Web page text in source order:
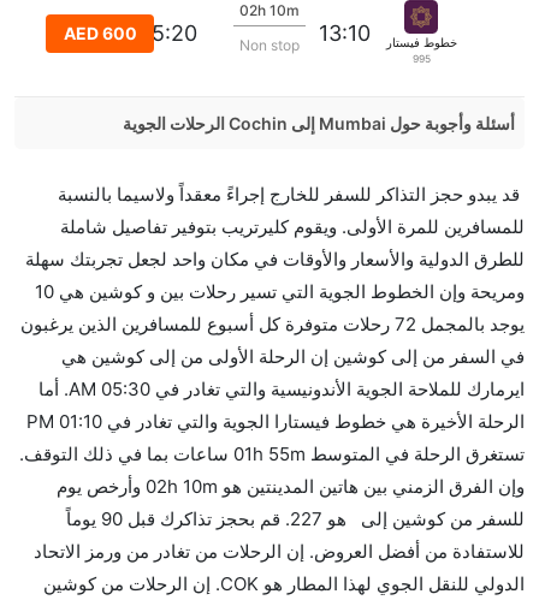
خطوط فيستارا الجوية
995
13:10
02h 10m
Non stop
15:20
AED 600
أسئلة وأجوبة حول Mumbai إلى Cochin الرحلات الجوية
من إلىكوشين مما تستغرقه الخطوط الجوية الأخرى؟
نعم. توفر كل من IndiGo أسرع رحلات الطيران على هذا
الطريق،
هل توفر شركات الطيران مساحة إضافية للنوم؟
كثير من خطوط طيران درجة رجال الأعمال توفر مساحة
إضافية للنوم.
هل يمكنني حمل طعامي الخاص؟
نعم، يمكنك حمل طعامك الخاص، و لكن يجب أن يكون معبئا
بشكل جيد.
هل سيقدم لي الكحول على متن رحلة من إلى كوشين؟
لا تقدم شركة الطيران الكحول على متن رحلة داخلية. يتم
تقديم الكحول على متن الرحلات الدولية فقط.
قد يبدو حجز التذاكر للسفر للخارج إجراءً معقداً ولاسيما بالنسبة
للمسافرين للمرة الأولى. ويقوم كليرتريب بتوفير تفاصيل شاملة
للطرق الدولية والأسعار والأوقات في مكان واحد لجعل تجربتك سهلة
ومريحة وإن الخطوط الجوية التي تسير رحلات بين و كوشين هي 10
يوجد بالمجمل 72 رحلات متوفرة كل أسبوع للمسافرين الذين يرغبون
في السفر من إلى كوشين إن الرحلة الأولى من إلى كوشين هي
ايرمارك للملاحة الجوية الأندونيسية والتي تغادر في 05:30 AM. أما
الرحلة الأخيرة هي خطوط فيستارا الجوية والتي تغادر في 01:10 PM
تستغرق الرحلة في المتوسط 01h 55m ساعات بما في ذلك التوقف.
وإن الفرق الزمني بين هاتين المدينتين هو 02h 10m وأرخص يوم
للسفر من كوشين إلى هو 227. قم بحجز تذاكرك قبل 90 يوماً
للاستفادة من أفضل العروض. إن الرحلات من تغادر من ورمز الاتحاد
الدولي للنقل الجوي لهذا المطار هو COK. إن الرحلات من كوشين